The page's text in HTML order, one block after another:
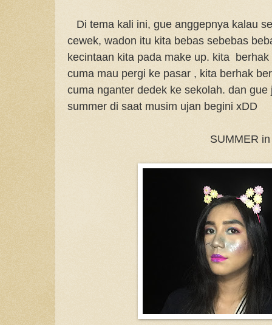
Di tema kali ini, gue anggepnya kalau
cewek, wadon itu kita bebas sebebas
kecintaan kita pada make up. kita
cuma mau pergi ke pasar , kita berhak
cuma nganter dedek ke sekolah. dan
summer di saat musim ujan begini xDD
SUMMER in WINTER